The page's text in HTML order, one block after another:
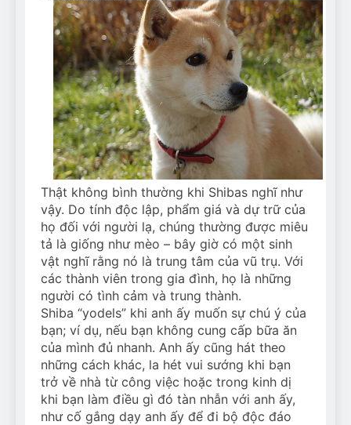
Thật không bình thường khi Shibas nghĩ như
vậy. Do tính độc lập, phẩm giá và dự trữ của
họ đối với người lạ, chúng thường được miêu
tả là giống như mèo – bây giờ có một sinh
vật nghĩ rằng nó là trung tâm của vũ trụ. Với
các thành viên trong gia đình, họ là những
người có tình cảm và trung thành.
Shiba “yodels” khi anh ấy muốn sự chú ý của
bạn; ví dụ, nếu bạn không cung cấp bữa ăn
của mình đủ nhanh. Anh ấy cũng hát theo
những cách khác, la hét vui sướng khi bạn
trở về nhà từ công việc hoặc trong kinh dị
khi bạn làm điều gì đó tàn nhẫn với anh ấy,
như cố gắng dạy anh ấy để đi bộ độc đáo